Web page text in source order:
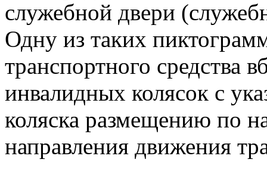
служебной двери
Одну из таких
транспортного средства
инвалидных колясок с
коляска размещению по
направления движения